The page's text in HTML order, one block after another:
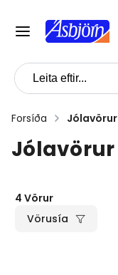
Forsíða Jólavörur
Jólavörur
Vörusía
4 Vörur